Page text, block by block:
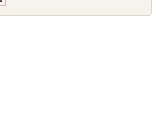
Erhan Parlar vefat etti